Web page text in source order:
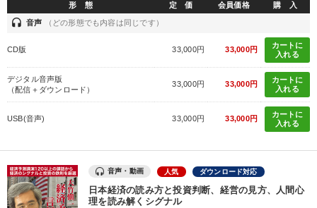
形 態 定 価 会員価格 購 入
headset 音声 （どの形態でも内容は同じです）
CD版 33,000円 33,000円
カートに
入れる
デジタル音声版
（配信＋ダウンロード）
33,000円 33,000円
カートに
入れる
USB(音声) 33,000円 33,000円
カートに
入れる
音声・動画 人気 ダウンロード対応
日本経済の読み方と投資判断、経営の見方、人間心
理を読み解くシグナル